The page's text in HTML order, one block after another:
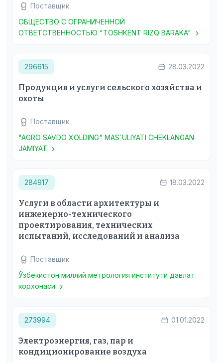
Поставщик
ОБЩЕСТВО С ОГРАНИЧЕННОЙ
ОТВЕТСТВЕННОСТЬЮ "TOSHKENT RIZQ BARAKA"
296615 28.03.2022
Продукция и услуги сельского хозяйства и
охоты
Поставщик
"AGRO SAVDO XOLDING" MAS`ULIYATI CHEKLANGAN
JAMIYAT
284917 18.03.2022
Услуги в области архитектуры и
инженерно-технического
проектирования, технических
испытаний, исследований и анализа
Поставщик
Ўзбекистон миллий метрология институти давлат
корхонаси
273994 01.01.2022
Электроэнергия, газ, пар и
кондиционирование воздуха